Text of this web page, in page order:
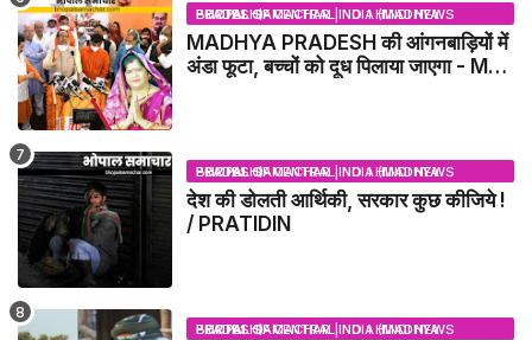
BHOPAL SAMACHAR | NO 1 HINDI NEWS PORTAL OF CENTRAL INDIA (MADHYA PRADESH)
MADHYA PRADESH की आंगनबाड़ियों में
अंडा फूटा, बच्चों को दूध पिलाया जाएगा - MP
BHOPAL SAMACHAR | NO 1 HINDI NEWS PORTAL OF CENTRAL INDIA (MADHYA PRADESH)
देश की डोलती आर्थिकी, सरकार कुछ कीजिये !
/ PRATIDIN
BHOPAL SAMACHAR | NO 1 HINDI NEWS PORTAL OF CENTRAL INDIA (MADHYA PRADESH)